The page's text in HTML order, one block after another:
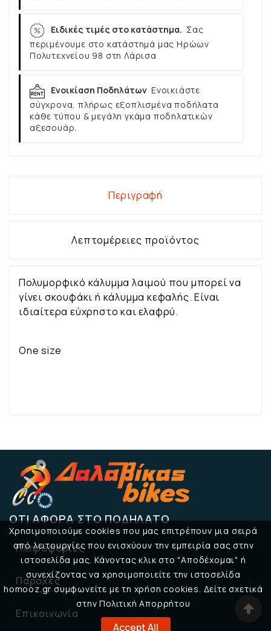
Χρησιμοποιούμε cookies που μας επιτρέπουν μια σειρά
από λειτουργίες που ενισχύουν την εμπειρία σας στην
ιστοσελίδα μας. Κάνοντας κλικ στο "Αποδέχομαι" ή
συνεχίζοντας να χρησιμοποιείτε την ιστοσελίδα
homooz.gr συμφωνείτε με τη χρήση cookies. Δείτε σχετικά
στην Πολιτική Απορρήτου
Accept All
Ειδικές τιμές στο κατάστημα. Σας
περιμένουμε στο κατάστημά μας Ηρώων
Πολυτεχνείου 98 στη Λάρισα
Ενοικίαση Ποδηλάτων Ενοικιάστε
σύγχρονα, πλήρως εξοπλισμένα ποδήλατα
κάθε τύπου & μεγάλη γκάμα ποδηλατικών
αξεσουάρ.
Περιγραφή
Λεπτομέρειες προϊόντος
Πολυμορφικό κάλυμμα λαιμού που μπορεί να
γίνει σκουφάκι ή κάλυμμα κεφαλής. Είναι
ιδιαίτερα εύχρηστο και ελαφρύ.
One size
ΌΤΙ ΑΦΟΡΆ ΣΤΟ ΠΟΔΉΛΑΤΟ
Πληροφορίες 
Παροχές
Επικοινωνία 